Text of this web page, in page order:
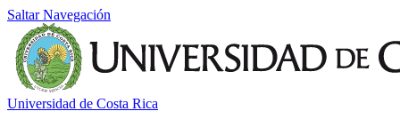
Saltar Navegación
Universidad de Costa Rica